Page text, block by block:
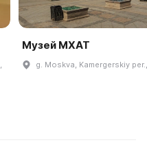
Музей МХАТ
g. Moskva, Kamergerskiy